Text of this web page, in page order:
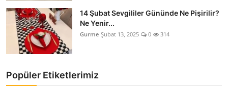
14 Şubat Sevgililer Gününde Ne Pişirilir?
Ne Yenir...
Gurme Şubat 13, 2025 0 314
Popüler Etiketlerimiz